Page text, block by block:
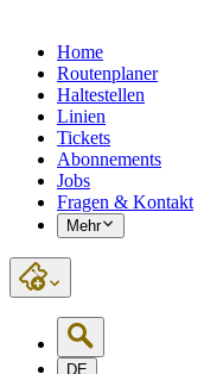
Home
Routenplaner
Haltestellen
Linien
Tickets
Abonnements
Jobs
Fragen & Kontakt
Mehr
DE